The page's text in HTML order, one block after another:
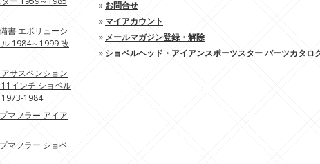
» お問合せ
» マイアカウント
» メールマガジン登録・解除
» ショベルヘッド・アイアンスポーツスター パーツカタロ
書 エボリューシ
ル 1984～1999 改
サスペンション
インチ ショベル
1973-1984
マフラー アイア
マフラー ショベ